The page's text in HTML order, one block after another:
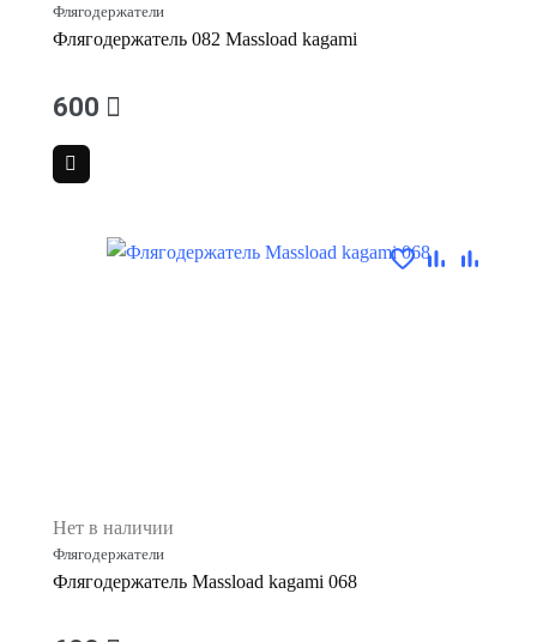
Флягодержатели
Флягодержатель 082 Massload kagami
600
Нет в наличии
Флягодержатели
Флягодержатель Massload kagami 068